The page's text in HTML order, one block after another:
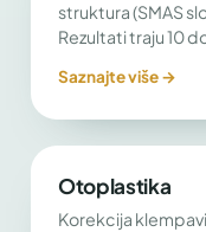
struktura (SMAS
Rezultati traju 10
Saznajte više →
Otoplastika
Korekcija